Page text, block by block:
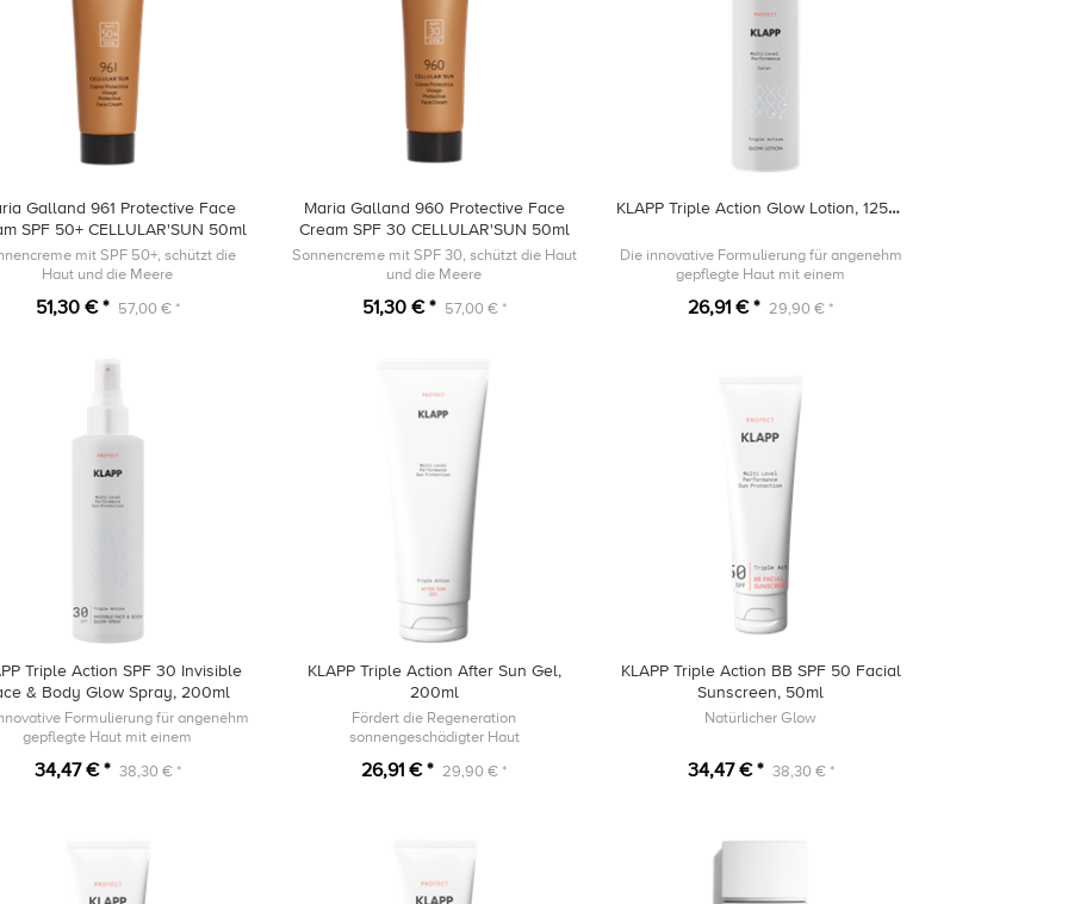
Galland 961 Protective Face
SPF 50+ CELLULAR'SUN 50ml
mit SPF 50+, schützt die
Haut und die Meere
51,30 € * 57,00 € *
Maria Galland 960 Protective Face
Cream SPF 30 CELLULAR'SUN 50ml
Sonnencreme mit SPF 30, schützt die Haut
und die Meere
51,30 € * 57,00 € *
KLAPP Triple Action Glow Lotion, 125ml
Die innovative Formulierung für angenehm
gepflegte Haut mit einem
26,91 € * 29,90 € *
Triple Action SPF 30 Invisible
& Body Glow Spray, 200ml
Formulierung für angenehm
gepflegte Haut mit einem
34,47 € * 38,30 € *
KLAPP Triple Action After Sun Gel,
200ml
Fördert die Regeneration
sonnengeschädigter Haut
26,91 € * 29,90 € *
KLAPP Triple Action BB SPF 50 Facial
Sunscreen, 50ml
Natürlicher Glow
34,47 € * 38,30 € *